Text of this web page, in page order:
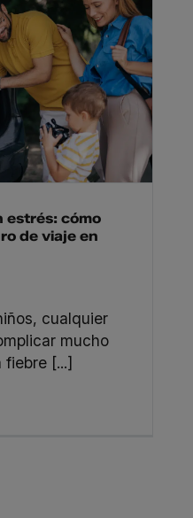
estrés: cómo
de viaje en
cualquier
mucho
fiebre [...]